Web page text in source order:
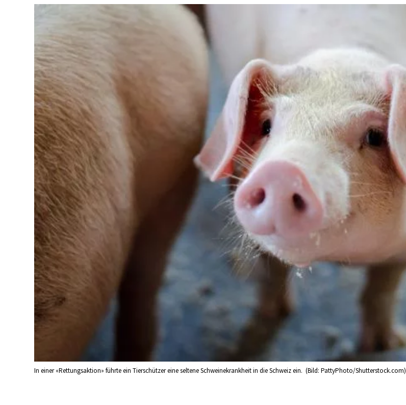
In einer «Rettungsaktion» führte ein Tierschützer eine seltene Schweinekrankheit in die Schweiz ein. (Bild: PattyPhoto/Shutterstock.com)